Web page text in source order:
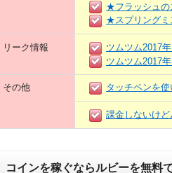
★フラッシュの
★スプリングミ
リーク情報
ツムツム2017
ツムツム2017
その他 タッチペンを
課金しないけ
コインを稼ぐならルビーを無料